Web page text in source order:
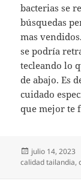
bacterias se
búsquedas
mas
se podría
tecleando lo
de abajo. Es
cuidado
que mejor te
Publicado
el
julio 14, 2023
calidad tailandia,